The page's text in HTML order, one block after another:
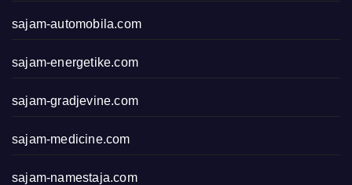
sajam-automobila.com
sajam-energetike.com
sajam-gradjevine.com
sajam-medicine.com
sajam-namestaja.com